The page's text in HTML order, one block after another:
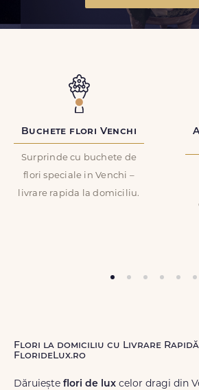
Buchete flori Venchi
Surprinde cu buchete de
flori speciale in Venchi –
livrare rapida la domiciliu.
Flori la domiciliu cu Livrare Rapidă
FlorideLux.ro
Dăruiește flori de lux celor dragi din